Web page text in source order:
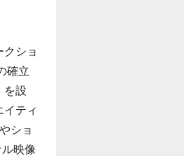
ショ
確立
を設
ティ
ショ
映像